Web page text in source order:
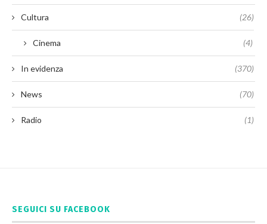
Cultura (26)
Cinema (4)
In evidenza (370)
News (70)
Radio (1)
SEGUICI SU FACEBOOK